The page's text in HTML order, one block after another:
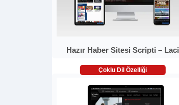
Hazır Haber Sitesi Scripti – Laci
Çoklu Dil Özelliği